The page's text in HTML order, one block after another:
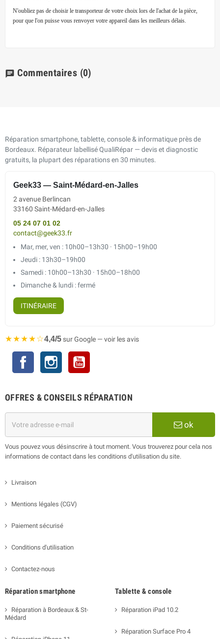
N'oubliez pas de choisir le transporteur de votre choix lors de l'achat de la pièce,
pour que l'on puisse vous renvoyer votre appareil dans les meilleurs délais.
chat Commentaires (0)
Réparation smartphone, tablette, console & informatique près de
Bordeaux. Réparateur labellisé QualiRépar — devis et diagnostic
gratuits, la plupart des réparations en 30 minutes.
Geek33 — Saint-Médard-en-Jalles
2 avenue Berlincan
33160 Saint-Médard-en-Jalles
05 24 07 01 02
contact@geek33.fr
Mar, mer, ven : 10h00–13h30 · 15h00–19h00
Jeudi : 13h30–19h00
Samedi : 10h00–13h30 · 15h00–18h00
Dimanche & lundi : fermé
ITINÉRAIRE
★★★★☆4,4/5sur Google — voir les avis
Facebook Instagram
OFFRES & CONSEILS RÉPARATION
ok
Vous pouvez vous désinscrire à tout moment. Vous trouverez pour cela nos
informations de contact dans les conditions d'utilisation du site.
Livraison
Mentions légales (CGV)
Paiement sécurisé
Conditions d'utilisation
Contactez-nous
Réparation smartphone
Réparation à Bordeaux & St-
Médard
Tablette & console
Réparation iPad 10.2
Réparation Surface Pro 4